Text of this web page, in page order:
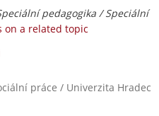
pedagogika / Speciální
on a related topic
práce / Univerzita Hradec